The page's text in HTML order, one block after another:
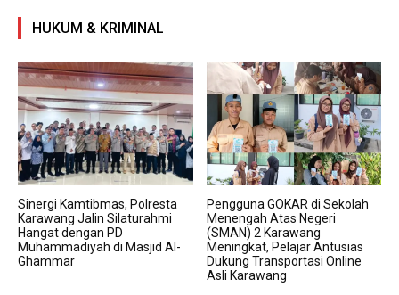
HUKUM & KRIMINAL
Sinergi Kamtibmas, Polresta
Karawang Jalin Silaturahmi
Hangat dengan PD
Muhammadiyah di Masjid Al-
Ghammar
Pengguna GOKAR di Sekolah
Menengah Atas Negeri
(SMAN) 2 Karawang
Meningkat, Pelajar Antusias
Dukung Transportasi Online
Asli Karawang